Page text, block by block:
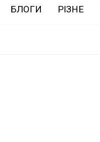
БЛОГИ РІЗНЕ